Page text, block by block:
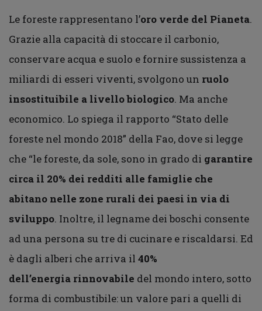
Le foreste rappresentano l’oro verde del Pianeta.
Grazie alla capacità di stoccare il carbonio,
conservare acqua e suolo e fornire sussistenza a
miliardi di esseri viventi, svolgono un ruolo
insostituibile a livello biologico. Ma anche
economico. Lo spiega il rapporto “Stato delle
foreste nel mondo 2018” della Fao, dove si legge
che “le foreste, da sole, sono in grado di garantire
circa il 20% dei redditi alle famiglie che
abitano nelle zone rurali dei paesi in via di
sviluppo. Inoltre, il legname dei boschi consente
ad una persona su tre di cucinare e riscaldarsi. Ed
è dagli alberi che arriva il 40%
dell’energia rinnovabile del mondo intero, sotto
forma di combustibile: un valore pari a quelli di